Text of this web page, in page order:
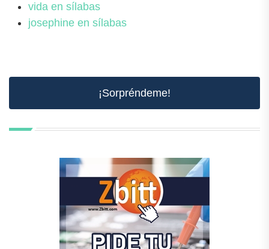
vida en sílabas
josephine en sílabas
¡Sorpréndeme!